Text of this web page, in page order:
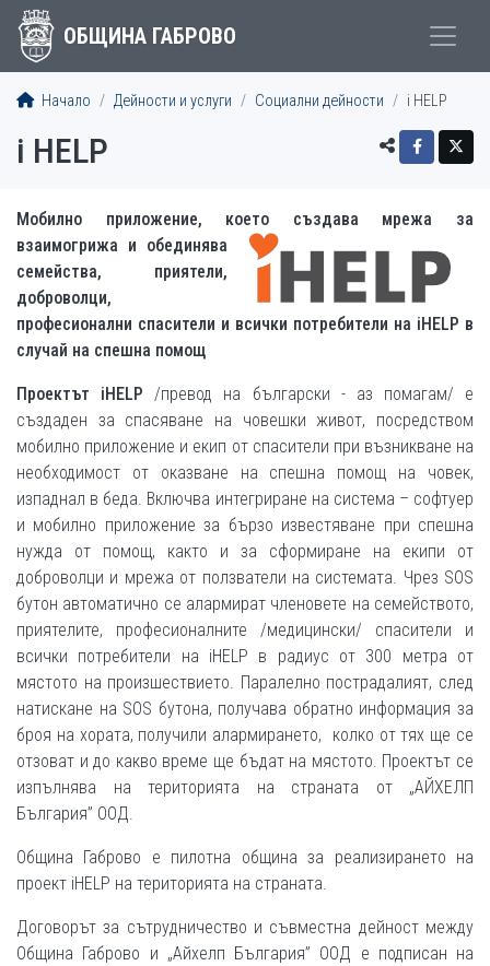
ОБЩИНА ГАБРОВО
Начало Дейности и услуги Социални дейности i HELP
i HELP
Мобилно приложение, което създава мрежа за
взаимогрижа и обединява
семейства, приятели,
доброволци,
професионални спасители и всички потребители на iHELP в
случай на спешна помощ
Проектът iHELP /превод на български - аз помагам/ е
създаден за спасяване на човешки живот, посредством
мобилно приложение и екип от спасители при възникване на
необходимост от оказване на спешна помощ на човек,
изпаднал в беда. Включва интегриране на система – софтуер
и мобилно приложение за бързо известяване при спешна
нужда от помощ, както и за сформиране на екипи от
доброволци и мрежа от ползватели на системата. Чрез SOS
бутон автоматично се алармират членовете на семейството,
приятелите, професионалните /медицински/ спасители и
всички потребители на iHELP в радиус от 300 метра от
мястото на произшествието. Паралелно пострадалият, след
натискане на SOS бутона, получава обратно информация за
броя на хората, получили алармирането, колко от тях ще се
отзоват и до какво време ще бъдат на мястото. Проектът се
изпълнява на територията на страната от „АЙХЕЛП
България” ООД.
Община Габрово е пилотна община за реализирането на
проект iHELP на територията на страната.
Договорът за сътрудничество и съвместна дейност между
Община Габрово и „Айхелп България” ООД e подписан на